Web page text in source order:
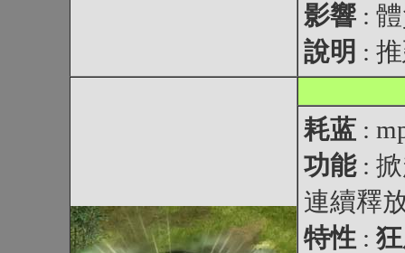
影響 :
說明 :
耗蓝 :
功能 :
連續釋
特性 :